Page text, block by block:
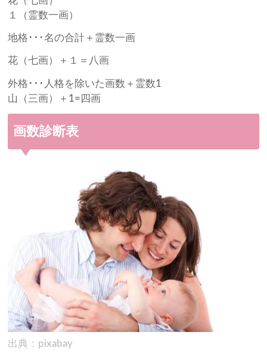
１（霊数一画）
地格･･･名の合計＋霊数一画
花（七画）＋１＝八画
外格･･･人格を除いた画数＋霊数1
山（三画）＋1=四画
画数診断表
出典：pixabay